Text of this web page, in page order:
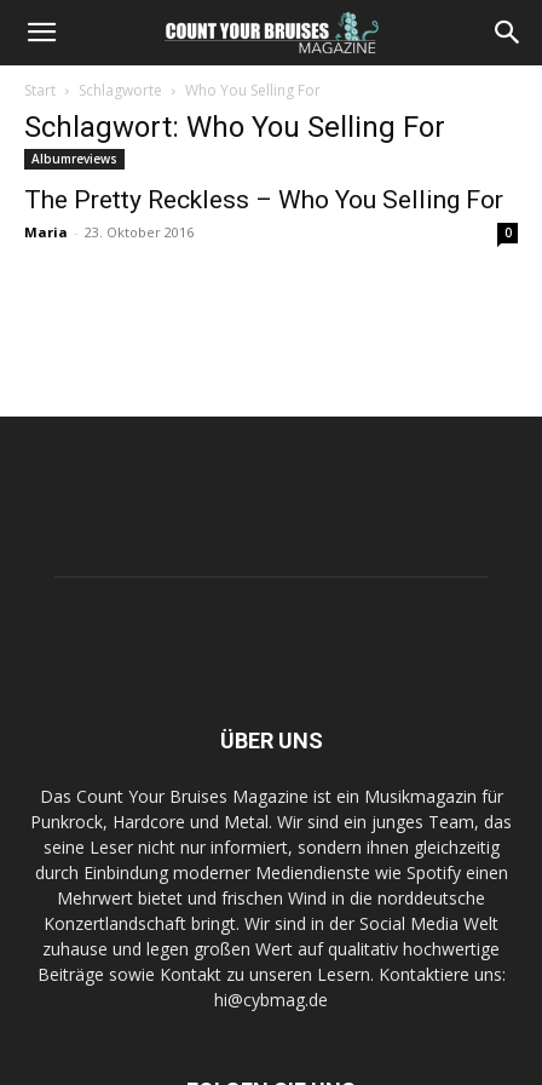
Start Schlagworte Who You Selling For
Schlagwort: Who You Selling For
Albumreviews
The Pretty Reckless – Who You Selling For
Maria - 23. Oktober 2016 0
ÜBER UNS
Das Count Your Bruises Magazine ist ein Musikmagazin für
Punkrock, Hardcore und Metal. Wir sind ein junges Team, das
seine Leser nicht nur informiert, sondern ihnen gleichzeitig
durch Einbindung moderner Mediendienste wie Spotify einen
Mehrwert bietet und frischen Wind in die norddeutsche
Konzertlandschaft bringt. Wir sind in der Social Media Welt
zuhause und legen großen Wert auf qualitativ hochwertige
Beiträge sowie Kontakt zu unseren Lesern. Kontaktiere uns:
hi@cybmag.de